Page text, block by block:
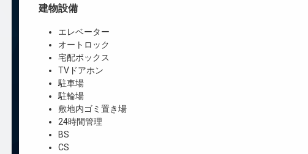
建物設備
エレベーター
オートロック
宅配ボックス
TVドアホン
駐車場
駐輪場
敷地内ゴミ置き場
24時間管理
BS
CS